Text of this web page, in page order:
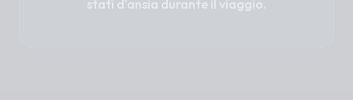
stati d'ansia durante il viaggio.